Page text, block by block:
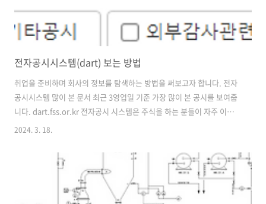
전자공시시스템(dart) 보는 방법
취업을 준비하며 회사의 정보를 탐색하는 방법을 써보고자 합니다. 전자
공시시스템 많이 본 문서 최근 3영업일 기준 가장 많이 본 공시를 보여줍
니다. dart.fss.or.kr 전자공시 시스템은 주식을 하는 분들이 자주 이용
하는 사이트입니다. 그렇기에 너무 자세하게 알 필요는 없고 필요한 정보
을 검색합니다. 정기공시를 체크해서 다시 검색해 줍니다. 조회된 항목
중 원하는 보고서를 클릭합니다. 두번째 목차인 사업의 내용에 들어가게
되면 해당 회사의 기본적인 사업 내용, 국내/외 시장여건, 회사의 경쟁상
의 강점과 단점, 신규사업의 내용 등을 확인할 수 있습니다. 회사 공식 사
2024. 3. 18.